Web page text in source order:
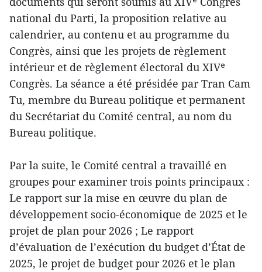
national du Parti, la proposition relative au
calendrier, au contenu et au programme du
Congrès, ainsi que les projets de règlement
intérieur et de règlement électoral du XIVᵉ
Congrès. La séance a été présidée par Tran Cam
Tu, membre du Bureau politique et permanent
du Secrétariat du Comité central, au nom du
Bureau politique.
Par la suite, le Comité central a travaillé en
groupes pour examiner trois points principaux :
Le rapport sur la mise en œuvre du plan de
développement socio-économique de 2025 et le
projet de plan pour 2026 ; Le rapport
d’évaluation de l’exécution du budget d’État de
2025, le projet de budget pour 2026 et le plan